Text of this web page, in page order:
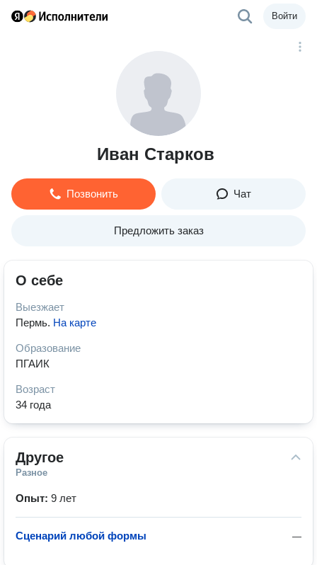
Войти
Иван Старков
Позвонить Чат
Предложить заказ
О себе
Выезжает
Пермь. На карте
Образование
ПГАИК
Возраст
34 года
Другое
Разное
Опыт: 9 лет
—
Сценарий любой формы